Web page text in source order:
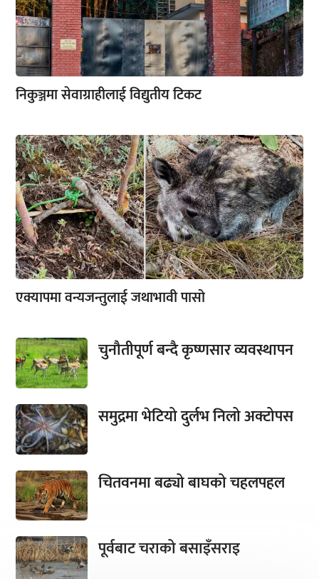
निकुञ्जमा सेवाग्राहीलाई विद्युतीय टिकट
एक्यापमा वन्यजन्तुलाई जथाभावी पासो
चुनौतीपूर्ण बन्दै कृष्णसार व्यवस्थापन
समुद्रमा भेटियो दुर्लभ निलो अक्टोपस
चितवनमा बढ्यो बाघको चहलपहल
पूर्वबाट चराको बसाइँसराइ